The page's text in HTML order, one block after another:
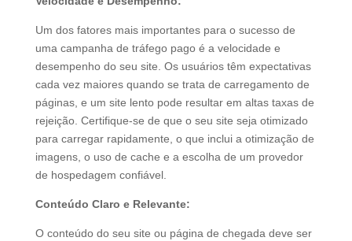
Um dos fatores mais importantes para o sucesso de
uma campanha de tráfego pago é a velocidade e
desempenho do seu site. Os usuários têm expectativas
cada vez maiores quando se trata de carregamento de
páginas, e um site lento pode resultar em altas taxas de
rejeição. Certifique-se de que o seu site seja otimizado
para carregar rapidamente, o que inclui a otimização de
imagens, o uso de cache e a escolha de um provedor
de hospedagem confiável.
Conteúdo Claro e Relevante:
O conteúdo do seu site ou página de chegada deve ser